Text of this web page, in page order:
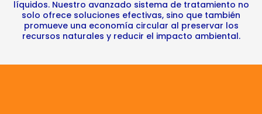
líquidos. Nuestro avanzado sistema de tratamiento no
solo ofrece soluciones efectivas, sino que también
promueve una economía circular al preservar los
recursos naturales y reducir el impacto ambiental.